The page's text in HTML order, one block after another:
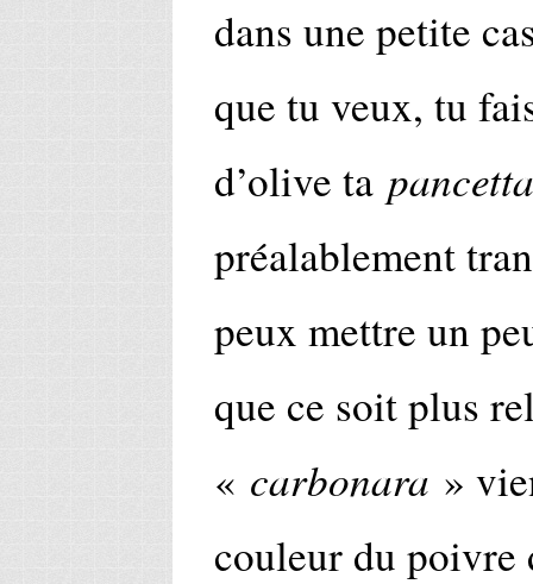
dans une petite
que tu veux, tu
d’olive ta
préalablement
peux mettre un
que ce soit plus
« carbonara »
couleur du poivre